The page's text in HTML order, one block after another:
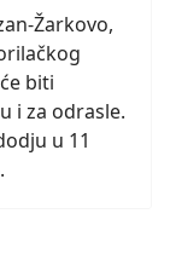
Žarkovo,
biti
i za odrasle.
u 11